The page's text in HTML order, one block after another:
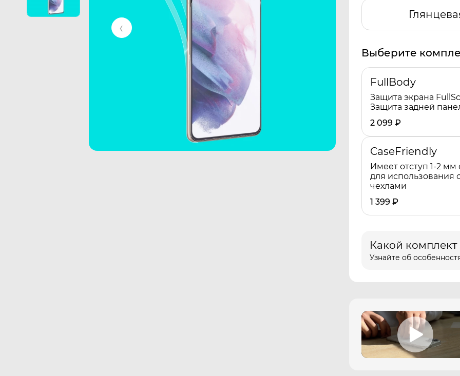
Выберите
FullBody
Защита экрана
Защита задней
2 099 ₽
CaseFriendly
Имеет отступ 1-2 мм
для использования
чехлами
1 399 ₽
Какой
Узнайте об